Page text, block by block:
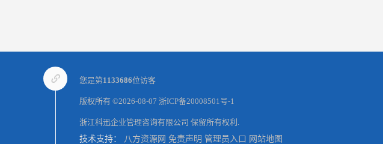
您是第1133686位访客
版权所有 ©2026-08-07 浙ICP备20008501号-1
浙江科迅企业管理咨询有限公司 保留所有权利.
技术支持： 八方资源网 免责声明 管理员入口 网站地图